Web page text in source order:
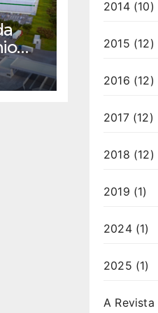
2014(10)
2015 (12)
2016 (12)
2017(12)
2018 (12)
2019 (1)
2024(1)
2025 (1)
A Revista